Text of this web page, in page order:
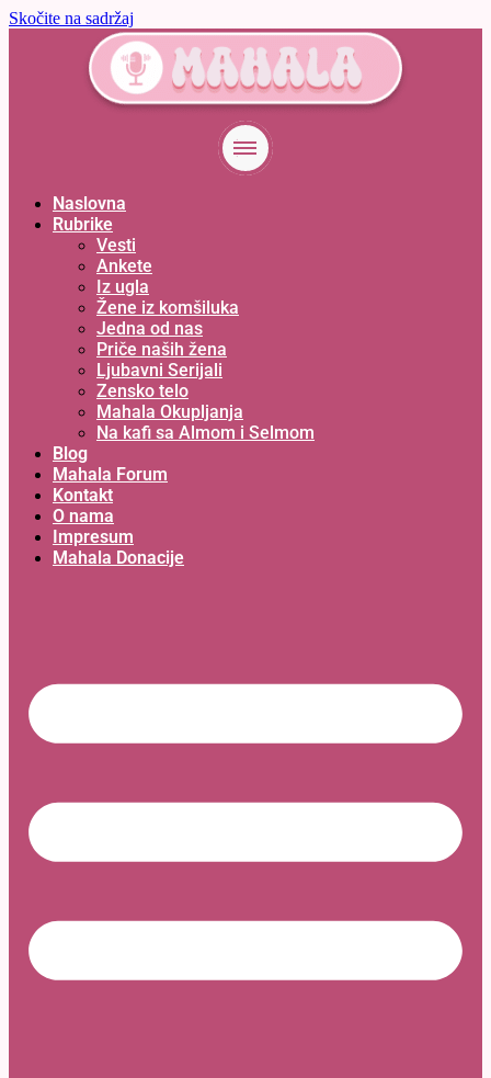
Skočite na sadržaj
Naslovna
Rubrike
Vesti
Ankete
Iz ugla
Žene iz komšiluka
Jedna od nas
Priče naših žena
Ljubavni Serijali
Zensko telo
Mahala Okupljanja
Na kafi sa Almom i Selmom
Blog
Mahala Forum
Kontakt
O nama
Impresum
Mahala Donacije